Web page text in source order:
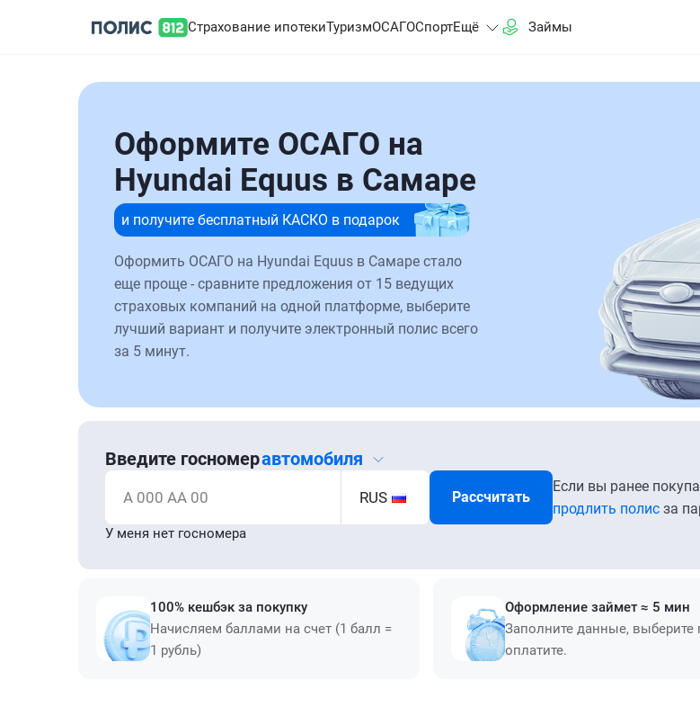
Страхование ипотекиТуризмОСАГОСпортЕщё Займы
Оформите ОСАГО на
Hyundai Equus в Самаре
и получите бесплатный КАСКО в подарок
Оформить ОСАГО на Hyundai Equus в Самаре стало
еще проще - сравните предложения от 15 ведущих
страховых компаний на одной платформе, выберите
лучший вариант и получите электронный полис всего
за 5 минут.
Введите госномеравтомобиля
А 000 АА 00 RUS Рассчитать
Если вы ранее
продлить полис за
У меня нет госномера
100% кешбэк за покупку
Начисляем баллами на счет (1 балл =
1 рубль)
Оформление займет ≈ 5 мин
Заполните данные, выберите
оплатите.